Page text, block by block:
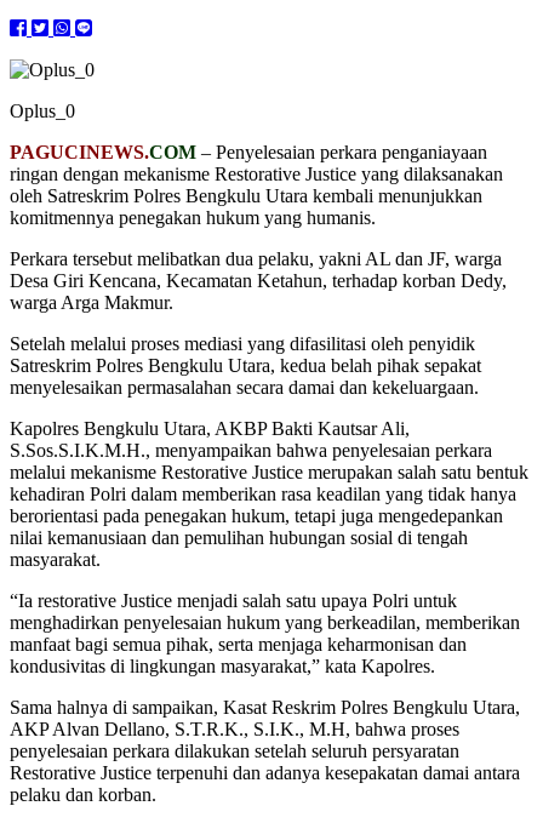
Oplus_0
PAGUCINEWS.COM – Penyelesaian perkara penganiayaan
ringan dengan mekanisme Restorative Justice yang dilaksanakan
oleh Satreskrim Polres Bengkulu Utara kembali menunjukkan
komitmennya penegakan hukum yang humanis.
Perkara tersebut melibatkan dua pelaku, yakni AL dan JF, warga
Desa Giri Kencana, Kecamatan Ketahun, terhadap korban Dedy,
warga Arga Makmur.
Setelah melalui proses mediasi yang difasilitasi oleh penyidik
Satreskrim Polres Bengkulu Utara, kedua belah pihak sepakat
menyelesaikan permasalahan secara damai dan kekeluargaan.
Kapolres Bengkulu Utara, AKBP Bakti Kautsar Ali,
S.Sos.S.I.K.M.H., menyampaikan bahwa penyelesaian perkara
melalui mekanisme Restorative Justice merupakan salah satu bentuk
kehadiran Polri dalam memberikan rasa keadilan yang tidak hanya
berorientasi pada penegakan hukum, tetapi juga mengedepankan
nilai kemanusiaan dan pemulihan hubungan sosial di tengah
masyarakat.
“Ia restorative Justice menjadi salah satu upaya Polri untuk
menghadirkan penyelesaian hukum yang berkeadilan, memberikan
manfaat bagi semua pihak, serta menjaga keharmonisan dan
kondusivitas di lingkungan masyarakat,” kata Kapolres.
Sama halnya di sampaikan, Kasat Reskrim Polres Bengkulu Utara,
AKP Alvan Dellano, S.T.R.K., S.I.K., M.H, bahwa proses
penyelesaian perkara dilakukan setelah seluruh persyaratan
Restorative Justice terpenuhi dan adanya kesepakatan damai antara
pelaku dan korban.